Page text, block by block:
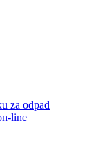
za odpad
line